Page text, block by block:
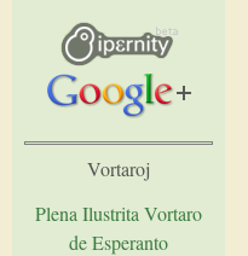
Vortaroj
Plena Ilustrita Vortaro
de Esperanto